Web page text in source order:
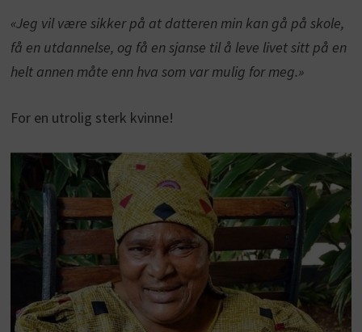
«Jeg vil være sikker på at datteren min kan gå på skole,
få en utdannelse, og få en sjanse til å leve livet sitt på en
helt annen måte enn hva som var mulig for meg.»
For en utrolig sterk kvinne!